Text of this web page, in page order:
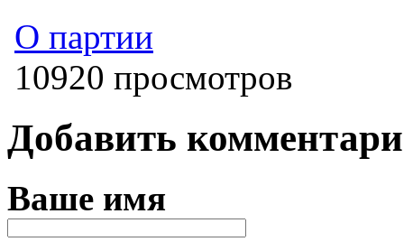
О партии
10920 просмотров
Добавить
Ваше имя